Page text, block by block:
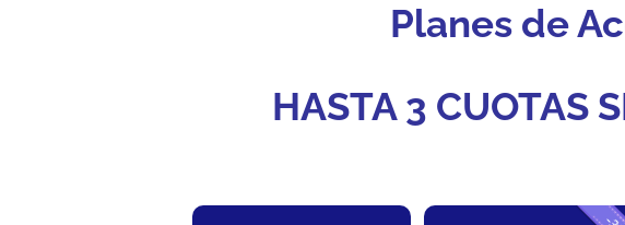
Planes de
HASTA 3 CUOTAS